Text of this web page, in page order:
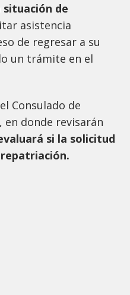
situación de
asistencia
de regresar a su
un trámite en el
Consulado de
en donde revisarán
si la solicitud